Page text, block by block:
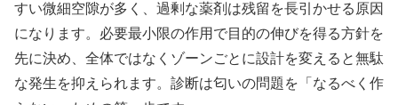
すい微細空隙が多く、過剰な薬剤は残留を長引かせる原因
になります。必要最小限の作用で目的の伸びを得る方針を
先に決め、全体ではなくゾーンごとに設計を変えると無駄
な発生を抑えられます。診断は匂いの問題を「なるべく作